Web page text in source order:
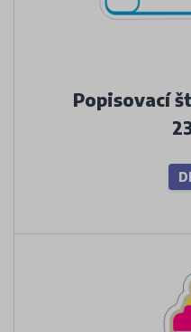
Popisovací